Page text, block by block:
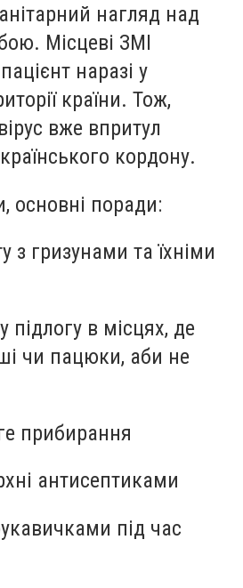
нагляд над
Місцеві ЗМІ
наразі у
країни. Тож,
вже впритул
кордону.
основні поради:
з гризунами та їхніми
підлогу в місцях, де
чи пацюки, аби не
прибирання
антисептиками
під час